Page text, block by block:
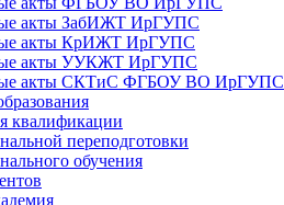
акты ЗабИЖТ ИрГУПС
акты КрИЖТ ИрГУПС
акты УУКЖТ ИрГУПС
акты СКТиС ФГБОУ ВО ИрГУПС
квалификации
переподготовки
обучения